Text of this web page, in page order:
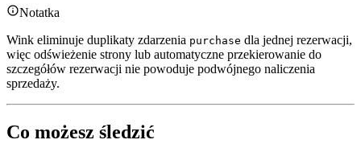
Notatka
Wink eliminuje duplikaty zdarzenia purchase dla jednej rezerwacji,
więc odświeżenie strony lub automatyczne przekierowanie do
szczegółów rezerwacji nie powoduje podwójnego naliczenia
sprzedaży.
Co możesz śledzić